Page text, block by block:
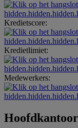
Kredietscore:
Kredietlimiet:
Medewerkers:
Hoofdkantoor